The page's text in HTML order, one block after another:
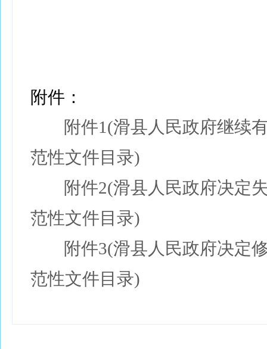
附件：
附件1(滑县人民政府继续
范性文件目录)
附件2(滑县人民政府决定
范性文件目录)
附件3(滑县人民政府决定
范性文件目录)